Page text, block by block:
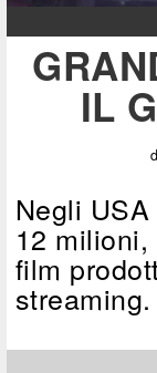
IL
Negli USA
12
film
streaming.